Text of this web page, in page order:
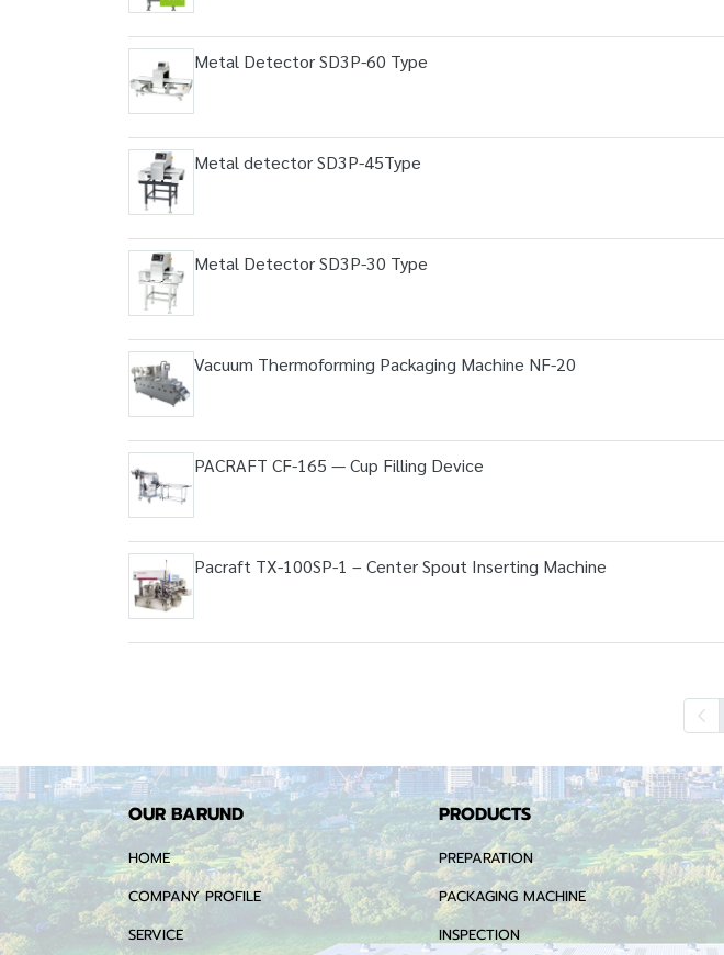
Metal Detector SD3P-60 Type
Metal detector SD3P-45Type
Metal Detector SD3P-30 Type
Vacuum Thermoforming Packaging Machine NF-20
PACRAFT CF-165 — Cup Filling Device
Pacraft TX-100SP-1 – Center Spout Inserting Machine
OUR BARUND
HOME
COMPANY PROFILE
SERVICE
PRODUCTS
PREPARATION
PACKAGING MACHINE
INSPECTION